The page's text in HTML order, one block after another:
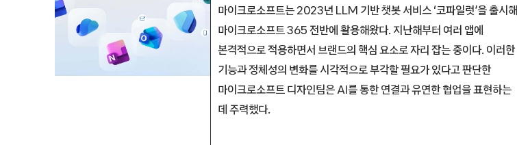
마이크로소프트는 2023년 LLM 기반 챗봇 서비스 ‘코파일럿’을 출시해
마이크로소프트 365 전반에 활용해왔다. 지난해부터 여러 앱에
본격적으로 적용하면서 브랜드의 핵심 요소로 자리 잡는 중이다. 이러한
기능과 정체성의 변화를 시각적으로 부각할 필요가 있다고 판단한
마이크로소프트 디자인팀은 AI를 통한 연결과 유연한 협업을 표현하는
데 주력했다.